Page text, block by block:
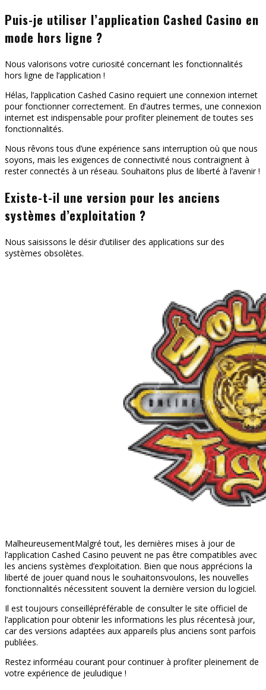
Puis-je utiliser l’application Cashed Casino en
mode hors ligne ?
Nous valorisons votre curiosité concernant les fonctionnalités
hors ligne de l’application !
Hélas, l’application Cashed Casino requiert une connexion internet
pour fonctionner correctement. En d’autres termes, une connexion
internet est indispensable pour profiter pleinement de toutes ses
fonctionnalités.
Nous rêvons tous d’une expérience sans interruption où que nous
soyons, mais les exigences de connectivité nous contraignent à
rester connectés à un réseau. Souhaitons plus de liberté à l’avenir !
Existe-t-il une version pour les anciens
systèmes d’exploitation ?
Nous saisissons le désir d’utiliser des applications sur des
systèmes obsolètes.
MalheureusementMalgré tout, les dernières mises à jour de
l’application Cashed Casino peuvent ne pas être compatibles avec
les anciens systèmes d’exploitation. Bien que nous apprécions la
liberté de jouer quand nous le souhaitonsvoulons, les nouvelles
fonctionnalités nécessitent souvent la dernière version du logiciel.
Il est toujours conseillépréférable de consulter le site officiel de
l’application pour obtenir les informations les plus récentesà jour,
car des versions adaptées aux appareils plus anciens sont parfois
publiées.
Restez informéau courant pour continuer à profiter pleinement de
votre expérience de jeuludique !